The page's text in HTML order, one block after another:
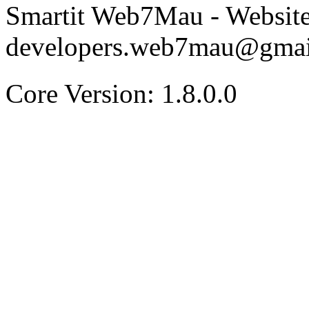
Smartit Web7Mau -
Core Version: 1.8.0.0